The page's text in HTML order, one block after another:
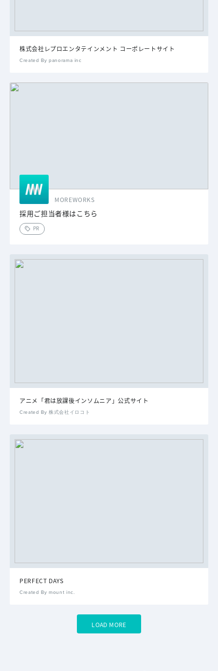
株式会社レプロエンタテインメント コーポレートサイト
Created By panorama inc
MOREWORKS
採用ご担当者様はこちら
PR
アニメ「君は放課後インソムニア」公式サイト
Created By 株式会社イロコト
PERFECT DAYS
Created By mount inc.
LOAD MORE